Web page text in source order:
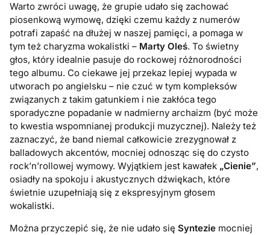
Warto zwróci uwagę, że grupie udało się zachować
piosenkową wymowę, dzięki czemu każdy z numerów
potrafi zapaść na dłużej w naszej pamięci, a pomaga w
tym też charyzma wokalistki – Marty Oleś. To świetny
głos, który idealnie pasuje do rockowej różnorodności
tego albumu. Co ciekawe jej przekaz lepiej wypada w
utworach po angielsku – nie czuć w tym kompleksów
związanych z takim gatunkiem i nie zakłóca tego
sporadyczne popadanie w nadmierny archaizm (być może
to kwestia wspomnianej produkcji muzycznej). Należy też
zaznaczyć, że band niemal całkowicie zrezygnował z
balladowych akcentów, mocniej odnosząc się do czysto
rock’n’rollowej wymowy. Wyjątkiem jest kawałek „Cienie”,
osiadły na spokoju i akustycznych dźwiękach, które
świetnie uzupełniają się z ekspresyjnym głosem
wokalistki.
Można przyczepić się, że nie udało sięSyntezie mocniej